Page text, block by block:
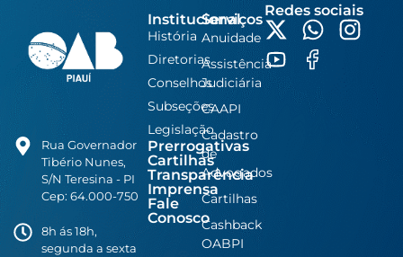
Rua Governador
Tibério Nunes,
S/N Teresina - PI
Cep: 64.000-750
8h ás 18h,
segunda a sexta
Institucional
História
Diretorias
Conselhos
Subseções
Legislação
Prerrogativas
Cartilhas
Transparência
Imprensa
Fale
Conosco
Serviços
Anuidade
Assistência
Judiciária
CAAPI
Cadastro
de
Advogados
Cartilhas
Cashback
OABPI
Redes sociais